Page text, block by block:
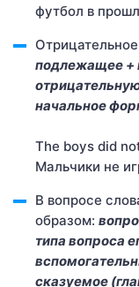
футбол в
подлежащее +
начальное
The boys did
Мальчики не
В вопросе
образом:
типа вопроса
сказуемое